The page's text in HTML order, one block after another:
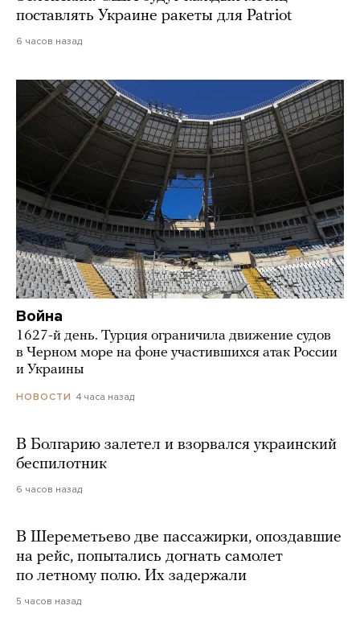
поставлять Украине ракеты для Patriot
6 часов назад
Война
1627-й день. Турция ограничила движение судов
в Черном море на фоне участившихся атак России
и Украины
НОВОСТИ 4 часа назад
В Болгарию залетел и взорвался украинский
беспилотник
6 часов назад
В Шереметьево две пассажирки, опоздавшие
на рейс, попытались догнать самолет
по летному полю. Их задержали
5 часов назад